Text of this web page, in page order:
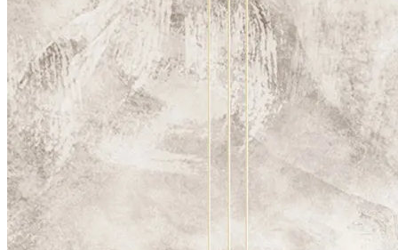
Macetas
Armário para Bebidas
Mesas de Comedor
Sillas
Vitrinas
Dormitorio
Armarios
Cajoneras
Mesitas de Noche